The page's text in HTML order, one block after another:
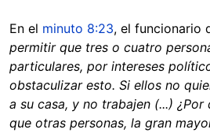
En el minuto 8:23, el funcionario
permitir que tres o cuatro
particulares, por intereses
obstaculizar esto. Si ellos no
a su casa, y no trabajen (...)
que otras personas, la gran